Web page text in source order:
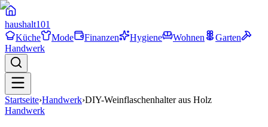
haushalt101
Küche
Mode Finanzen Hygiene Wohnen
Garten
Handwerk
Startseite›Handwerk›DIY-Weinflaschenhalter aus Holz
Handwerk